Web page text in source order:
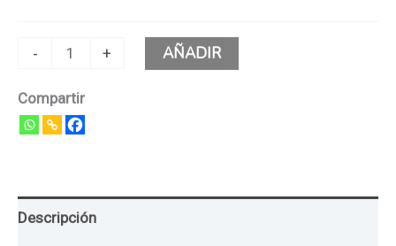
- + AÑADIR
Compartir
Descripción